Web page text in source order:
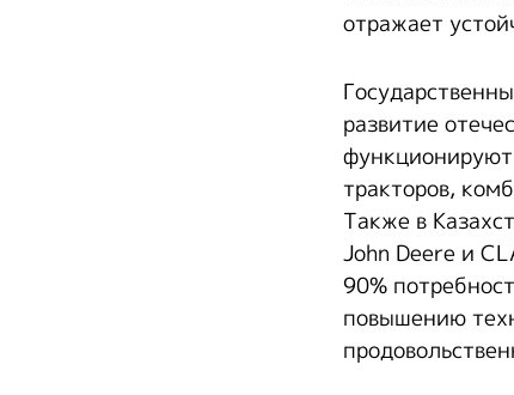
отражает
развитие
тракторов,
Также в
John Deere и
90%
повышению